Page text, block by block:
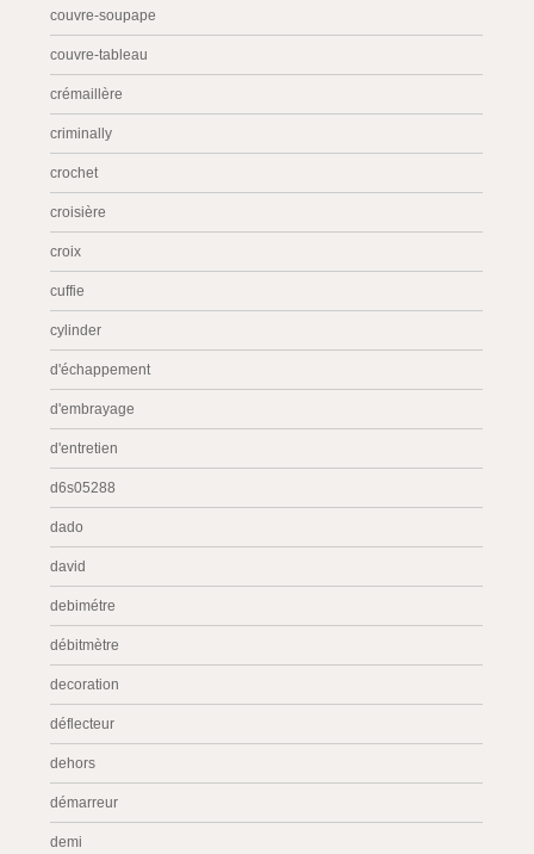
couvre-soupape
couvre-tableau
crémaillère
criminally
crochet
croisière
croix
cuffie
cylinder
d'échappement
d'embrayage
d'entretien
d6s05288
dado
david
debimétre
débitmètre
decoration
déflecteur
dehors
démarreur
demi